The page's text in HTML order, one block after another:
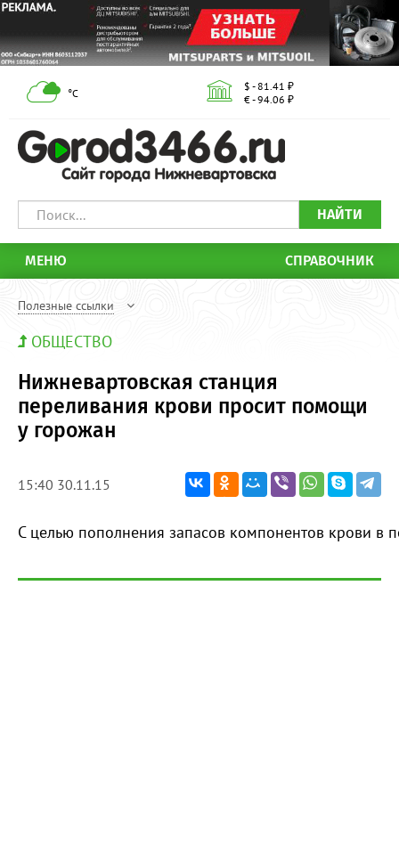
°С
$ - 81.41 ₽
€ - 94.06 ₽
НАЙТИ
МЕНЮ СПРАВОЧНИК
Полезные ссылки
ОБЩЕСТВО
Нижневартовская станция
переливания крови просит помощи
у горожан
15:40 30.11.15
С целью пополнения запасов компонентов крови в